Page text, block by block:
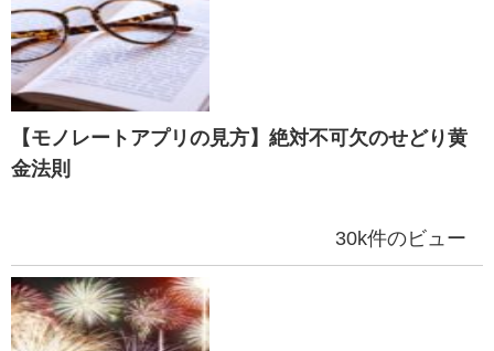
【モノレートアプリの見方】絶対不可欠のせどり黄
金法則
30k件のビュー